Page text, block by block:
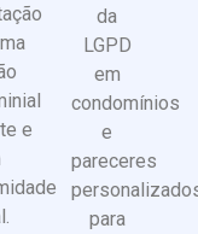
e
da
LGPD
em
condomínios
e
pareceres
para